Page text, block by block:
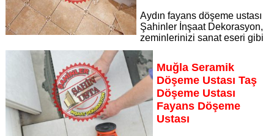
Aydın fayans döşeme ustası
Şahinler İnşaat Dekorasyon,
zeminlerinizi sanat eseri gibi
işleyen uzman kadrosuyla Aydın bölgesine özel hizmet
sunuyor Aydın seramik döşeme ustası taş döşeme ustası
fayans döşeme ustası
Sayfaya Git
Muğla Seramik
Döşeme Ustası Taş
Döşeme Ustası
Fayans Döşeme
Ustası